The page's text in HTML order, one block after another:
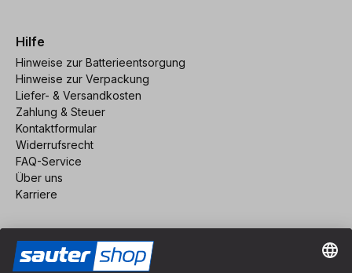
Hilfe
Hinweise zur Batterieentsorgung
Hinweise zur Verpackung
Liefer- & Versandkosten
Zahlung & Steuer
Kontaktformular
Widerrufsrecht
FAQ-Service
Über uns
Karriere